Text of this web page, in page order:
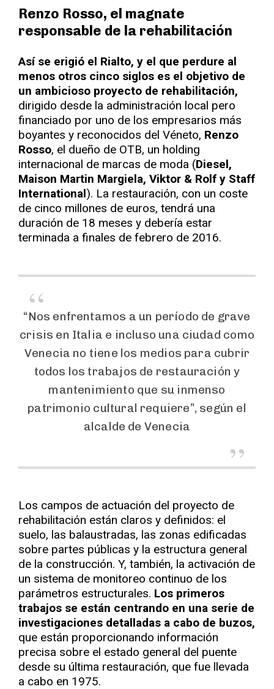
Renzo Rosso, el magnate
responsable de la rehabilitación
Así se erigió el Rialto, y el que perdure al
menos otros cinco siglos es el objetivo de
un ambicioso proyecto de rehabilitación,
dirigido desde la administración local pero
financiado por uno de los empresarios más
boyantes y reconocidos del Véneto, Renzo
Rosso, el dueño de OTB, un holding
internacional de marcas de moda (Diesel,
Maison Martin Margiela, Viktor & Rolf y Staff
International). La restauración, con un coste
de cinco millones de euros, tendrá una
duración de 18 meses y debería estar
terminada a finales de febrero de 2016.
“Nos enfrentamos a un período de grave
crisis en Italia e incluso una ciudad como
Venecia no tiene los medios para cubrir
todos los trabajos de restauración y
mantenimiento que su inmenso
patrimonio cultural requiere”, según el
alcalde de Venecia
Los campos de actuación del proyecto de
rehabilitación están claros y definidos: el
suelo, las balaustradas, las zonas edificadas
sobre partes públicas y la estructura general
de la construcción. Y, también, la activación de
un sistema de monitoreo continuo de los
parámetros estructurales. Los primeros
trabajos se están centrando en una serie de
investigaciones detalladas a cabo de buzos,
que están proporcionando información
precisa sobre el estado general del puente
desde su última restauración, que fue llevada
a cabo en 1975.